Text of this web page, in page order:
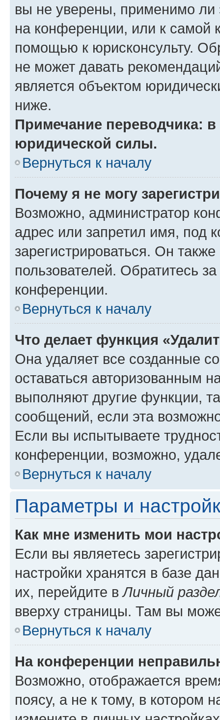
вы не уверены, применимо ли
на конференции, или к самой
помощью к юрисконсульту.
не может давать
является объектом
ниже.
Примечание переводчика:
юридической силы.
Вернуться к началу
Почему я не могу
Возможно, администратор
адрес или запретил имя, под
зарегистрироваться. Он
пользователей. Обратитесь
конференции.
Вернуться к началу
Что делает функция
Она удаляет все созданные
оставаться авторизованным
выполняют другие функции,
сообщений, если эта
Если вы испытываете
конференции, возможно,
Вернуться к началу
Параметры и
Как мне изменить мои
Если вы являетесь
настройки хранятся в базе
их, перейдите вЛичный
вверху страницы. Там вы
Вернуться к началу
На конференции
Возможно, отображается
поясу, а не к тому, в котором